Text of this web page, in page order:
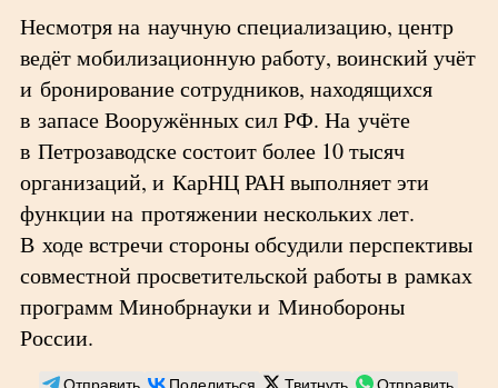
Несмотря на научную специализацию, центр
ведёт мобилизационную работу, воинский учёт
и бронирование сотрудников, находящихся
в запасе Вооружённых сил РФ. На учёте
в Петрозаводске состоит более 10 тысяч
организаций, и КарНЦ РАН выполняет эти
функции на протяжении нескольких лет.
В ходе встречи стороны обсудили перспективы
совместной просветительской работы в рамках
программ Минобрнауки и Минобороны
России.
Отправить Поделиться Твитнуть
Отправить